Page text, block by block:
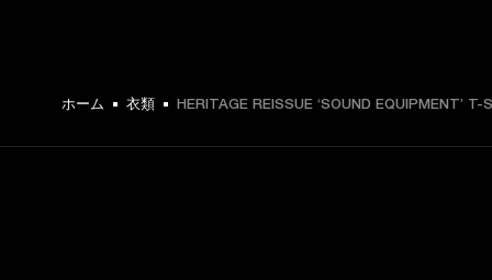
ホーム 衣類 HERITAGE REISSUE ‘SOUND EQUIPMENT’ T-